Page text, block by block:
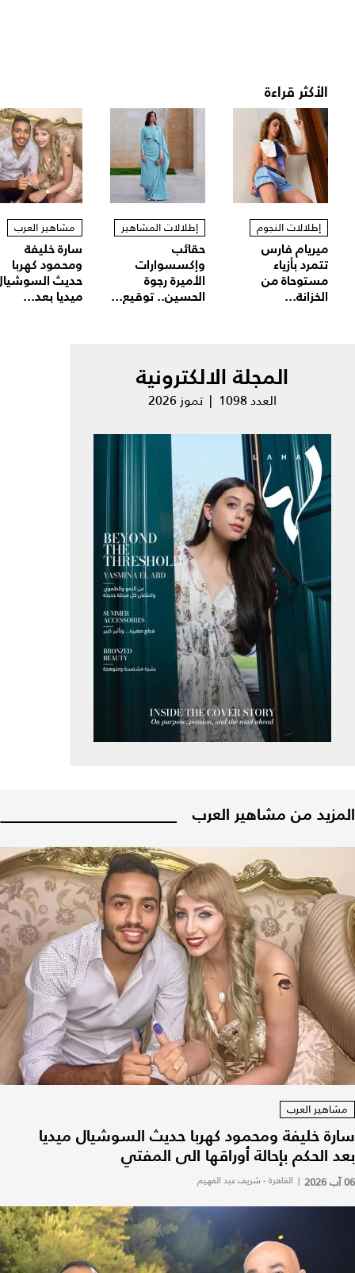
الأكثر قراءة
إطلالات النجوم
ميريام فارس
تتمرد بأزياء
مستوحاة من
الخزانة...
إطلالات المشاهير
حقائب
وإكسسوارات
الأميرة رجوة
الحسين.. توقيع...
مشاهير العرب
سارة خليفة
ومحمود كهربا
حديث
ميديا بعد...
المجلة الالكترونية
العدد 1098 | تموز 2026
المزيد من مشاهير العرب
مشاهير العرب
سارة خليفة ومحمود كهربا حديث السوشيال ميديا
بعد الحكم بإحالة أوراقها الى المفتي
06 آب 2026 | القاهرة - شريف عبد الفهيم